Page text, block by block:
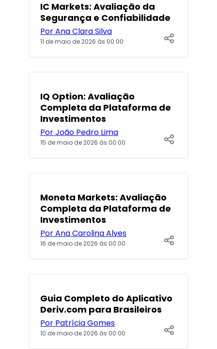
IC Markets: Avaliação da
Segurança e Confiabilidade
Por Ana Clara Silva
11 de maio de 2026 às 00:00
POPULARES
IQ Option: Avaliação
Completa da Plataforma de
Investimentos
Por João Pedro Lima
15 de maio de 2026 às 00:00
POPULARES
Moneta Markets: Avaliação
Completa da Plataforma de
Investimentos
Por Ana Carolina Alves
16 de maio de 2026 às 00:00
POPULARES
Guia Completo do Aplicativo
Deriv.com para Brasileiros
Por Patrícia Gomes
10 de maio de 2026 às 00:00